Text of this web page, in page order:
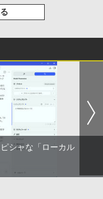
シャな「ローカル